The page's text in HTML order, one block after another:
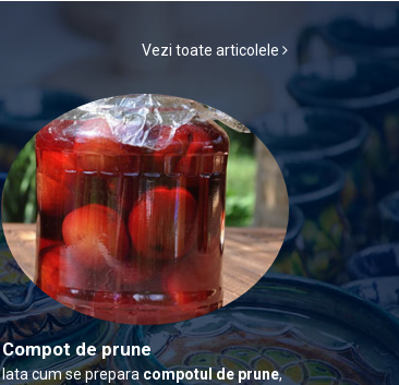
Vezi toate articolele
Compot de prune
Iata cum se preparacompotul de prune,